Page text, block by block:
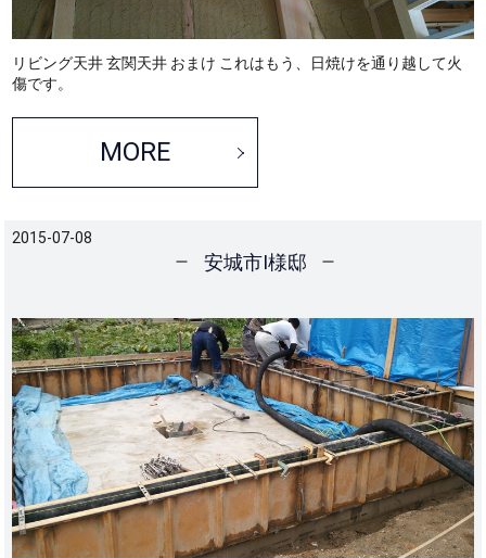
リビング天井 玄関天井 おまけ これはもう、日焼けを通り越して火
傷です。
MORE
2015-07-08
安城市I様邸